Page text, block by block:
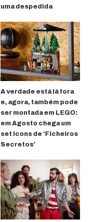
uma despedida
A verdade está lá fora
e, agora, também pode
ser montada em LEGO:
em Agosto chega um
set Icons de ‘Ficheiros
Secretos’